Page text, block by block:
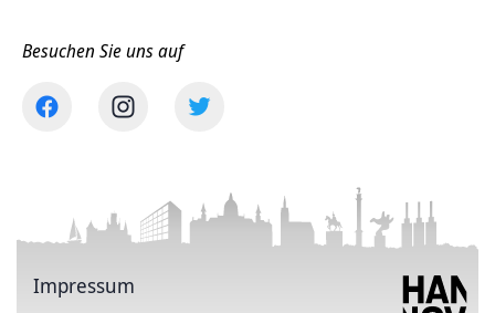
Besuchen Sie uns auf
Impressum